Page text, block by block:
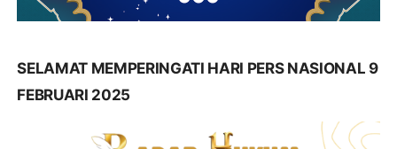
SELAMAT MEMPERINGATI HARI PERS NASIONAL 9
FEBRUARI 2025